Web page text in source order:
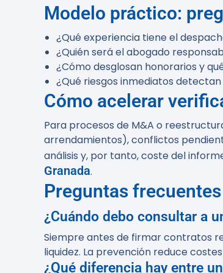
Modelo práctico:
¿Qué experiencia tiene el
¿Quién será el abogado
¿Cómo desglosan honorarios y
¿Qué riesgos inmediatos
Cómo acelerar
Para procesos de M&A o
arrendamientos), conflictos
análisis y, por tanto, coste del
Granada.
Preguntas frecuentes
¿Cuándo debo consultar a
Siempre antes de firmar contratos
liquidez. La prevención reduce
¿Qué diferencia hay entre